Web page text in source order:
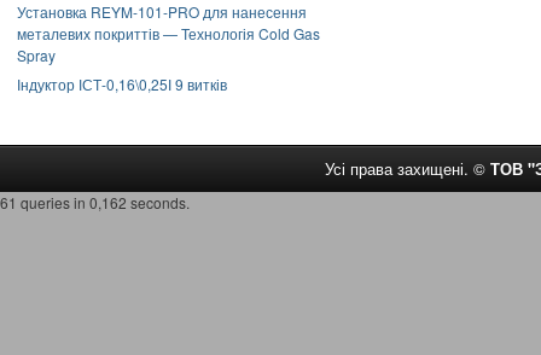
Установка REYM-101-PRO для нанесення
металевих покриттів — Технологія Cold Gas
Spray
Індуктор ІСТ-0,16\0,25І 9 витків
Усі права захищені. © ТОВ
61 queries in 0,162 seconds.